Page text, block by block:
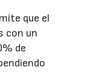
que el
con un
de